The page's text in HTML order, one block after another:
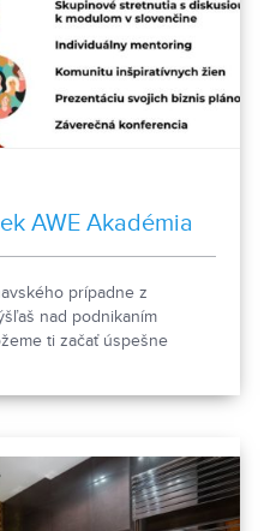
AWE Akadémia
prípadne z
nad podnikaním
ti začať úspešne